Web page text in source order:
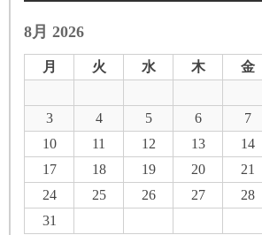
8月 2026
月 火 水 木 金
3
4 5 6 7
10
11 12 13 14
17
18 19 20 21
24
25 26 27 28
31